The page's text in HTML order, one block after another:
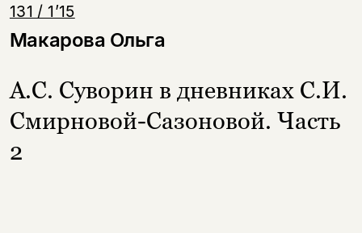
131 / 1’15
Макарова Ольга
А.С. Суворин в дневниках С.И.
Смирновой-Сазоновой. Часть
2